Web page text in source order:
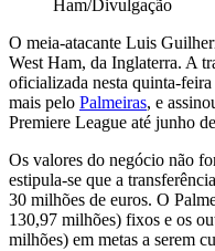
Ham/Divulgação
O meia-atacante Luis
West Ham, da Inglaterra. A
oficializada nesta quinta-
mais pelo Palmeiras, e
Premiere League até junho
Os valores do negócio não
estipula-se que a
30 milhões de euros. O
130,97 milhões) fixos e os
milhões) em metas a serem